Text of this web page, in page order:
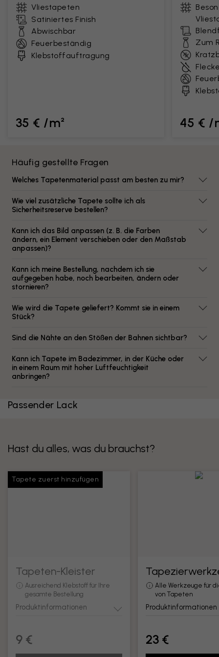
Vliestapeten
Satiniertes Finish
Abwischbar
Feuerbeständig
Klebstoffauftragung
35 € /m²
Zum
45 € /
Häufig gestellte Fragen
Welches Tapetenmaterial passt am besten zu mir?
Wie viel zusätzliche Tapete sollte ich als
Sicherheitsreserve bestellen?
Kann ich das Bild anpassen (z. B. die Farben
ändern, ein Element verschieben oder den Maßstab
anpassen)?
Kann ich meine Bestellung, nachdem ich sie
aufgegeben habe, noch bearbeiten, ändern oder
stornieren?
Wie wird die Tapete geliefert? Kommt sie in einem
Stück?
Sind die Nähte an den Stößen der Bahnen sichtbar?
Kann ich Tapete im Badezimmer, in der Küche oder
in einem Raum mit hoher Luftfeuchtigkeit
anbringen?
Passender Lack
Hast du alles, was du brauchst?
Tapete zuerst hinzufügen
Tapeten-Kleister
Ausreichend Klebstoff für Ihre
gesamte Bestellung
Produktinformationen
9 €
Alle Werkzeuge für
von Tapeten
Produktinformationen
23 €